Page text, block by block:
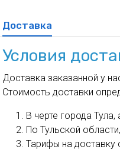
Доставка
Условия
Доставка заказанной у
Стоимость доставки
В черте города
По Тульской
Тарифы на доставку